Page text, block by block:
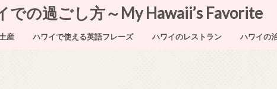
での過ごし方～My Hawaii’s Favorite
産 ハワイで使える英語フレーズ ハワイのレストラン ハワイの